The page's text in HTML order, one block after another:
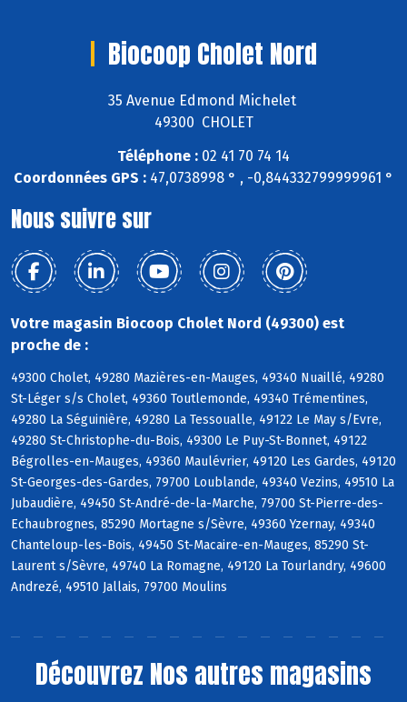
Biocoop Cholet Nord
35 Avenue Edmond Michelet
49300 CHOLET
Téléphone : 02 41 70 74 14
Coordonnées GPS : 47,0738998 ° , -0,844332799999961 °
Nous suivre sur
Votre magasin Biocoop Cholet Nord (49300) est
proche de :
49300 Cholet, 49280 Mazières-en-Mauges, 49340 Nuaillé, 49280
St-Léger s/s Cholet, 49360 Toutlemonde, 49340 Trémentines,
49280 La Séguinière, 49280 La Tessoualle, 49122 Le May s/Evre,
49280 St-Christophe-du-Bois, 49300 Le Puy-St-Bonnet, 49122
Bégrolles-en-Mauges, 49360 Maulévrier, 49120 Les Gardes, 49120
St-Georges-des-Gardes, 79700 Loublande, 49340 Vezins, 49510 La
Jubaudière, 49450 St-André-de-la-Marche, 79700 St-Pierre-des-
Echaubrognes, 85290 Mortagne s/Sèvre, 49360 Yzernay, 49340
Chanteloup-les-Bois, 49450 St-Macaire-en-Mauges, 85290 St-
Laurent s/Sèvre, 49740 La Romagne, 49120 La Tourlandry, 49600
Andrezé, 49510 Jallais, 79700 Moulins
Découvrez Nos autres magasins